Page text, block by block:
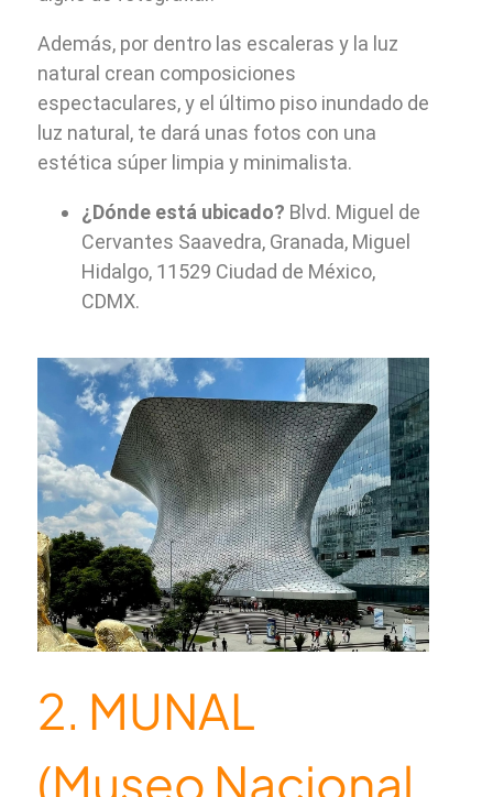
Además, por dentro las escaleras y la luz
natural crean composiciones
espectaculares, y el último piso inundado de
luz natural, te dará unas fotos con una
estética súper limpia y minimalista.
¿Dónde está ubicado? Blvd. Miguel de
Cervantes Saavedra, Granada, Miguel
Hidalgo, 11529 Ciudad de México,
CDMX.
2. MUNAL
(Museo Nacional